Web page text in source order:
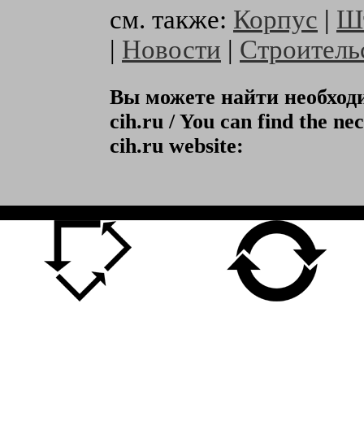
см. также: Корпус |
| Новости |
Вы можете найти
cih.ru / You can find the
cih.ru website: